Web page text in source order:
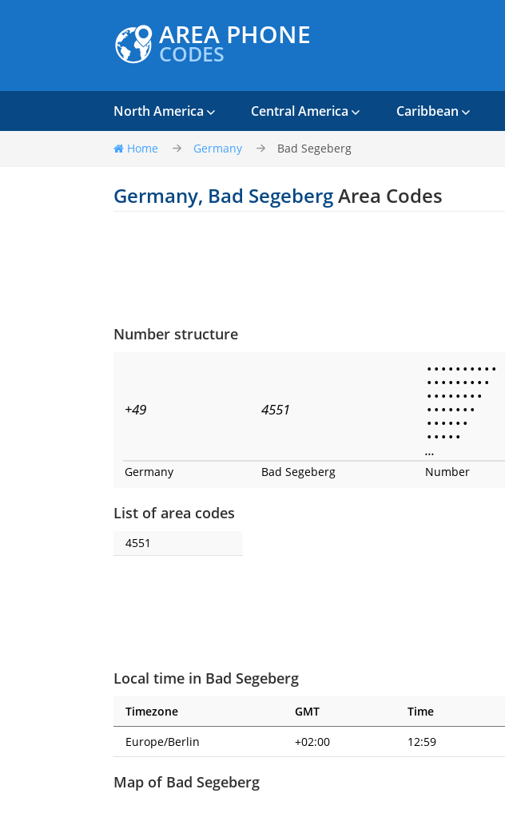
AREA PHONE
CODES
North America Central America Caribbean
Home Germany Bad Segeberg
Germany, Bad SegebergArea Codes
Number structure
+49 4551
• • • • • • • • • •
• • • • • • • • •
• • • • • • • •
• • • • • • •
• • • • • •
• • • • •
...
Germany Bad Segeberg Number
List of area codes
4551
Local time in Bad Segeberg
Timezone GMT
Time
Europe/Berlin
+02:00 12:59
Map of Bad Segeberg